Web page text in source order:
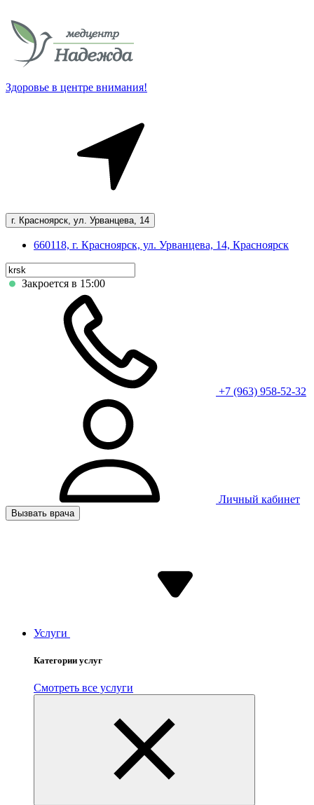
Здоровье в центре внимания!
г. Красноярск, ул. Урванцева, 14
660118, г. Красноярск, ул. Урванцева, 14, Красноярск
Закроется в 15:00
+7 (963) 958-52-32
Личный кабинет
Вызвать врача
Услуги
Категории услуг
Смотреть все услуги